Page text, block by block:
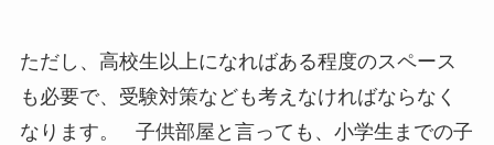
ただし、高校生以上になればある程度のスペース
も必要で、受験対策なども考えなければならなく
なります。 子供部屋と言っても、小学生までの子